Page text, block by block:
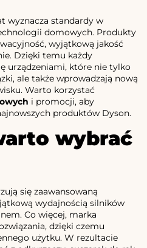
wyznacza standardy w
domowych. Produkty
wyjątkową jakość
Dzięki temu każdy
urządzeniami, które nie tylko
ale także wprowadzają nową
Warto korzystać
i promocji, aby
produktów Dyson.
wybrać
się zaawansowaną
wydajnością silników
Co więcej, marka
dzięki czemu
użytku. W rezultacie